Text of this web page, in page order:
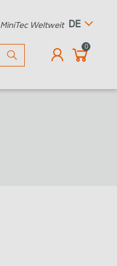
MiniTec Weltweit DE
0